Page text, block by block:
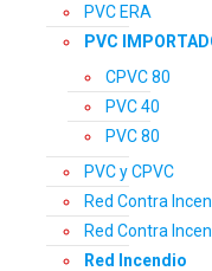
PVC ERA
PVC
CPVC 80
PVC 40
PVC 80
PVC y CPVC
Red Contra
Red Contra
Red Incendio